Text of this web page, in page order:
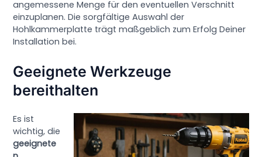
angemessene Menge für den eventuellen Verschnitt
einzuplanen. Die sorgfältige Auswahl der
Hohlkammerplatte trägt maßgeblich zum Erfolg Deiner
Installation bei.
Geeignete Werkzeuge
bereithalten
Es ist
wichtig, die
geeignete